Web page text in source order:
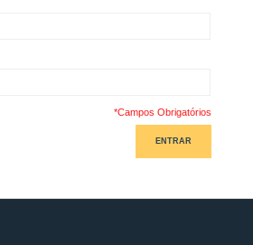
*Campos Obrigatórios
ENTRAR